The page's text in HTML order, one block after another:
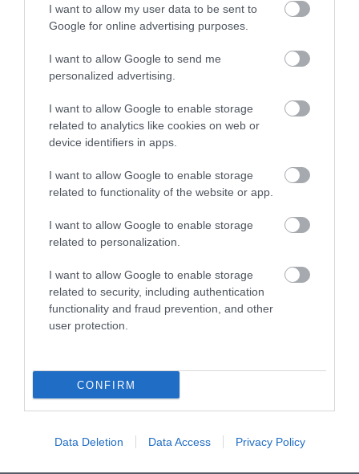
I want to allow my user data to be sent to
Google for online advertising purposes.
I want to allow Google to send me
personalized advertising.
I want to allow Google to enable storage
related to analytics like cookies on web or
device identifiers in apps.
I want to allow Google to enable storage
related to functionality of the website or app.
I want to allow Google to enable storage
related to personalization.
I want to allow Google to enable storage
related to security, including authentication
functionality and fraud prevention, and other
user protection.
CONFIRM
Data Deletion Data Access Privacy Policy
FELETT: MI EZ A LÁTHATATLAN
FEDŐ, ÉS MI TÖRTÉNIK
2026-08-03
BAJBAN VANNAK: A
PILLANGÓK CSENDES
ELTŰNÉSE A NAGYOBB
VÉSZJEL
NEVEZTEK MEG, ÉS A FÖLD
KORAI MÉG MINDENTUDÓNAK
VALAKI VÉGRE RÁNÉZETT
2026-07-28